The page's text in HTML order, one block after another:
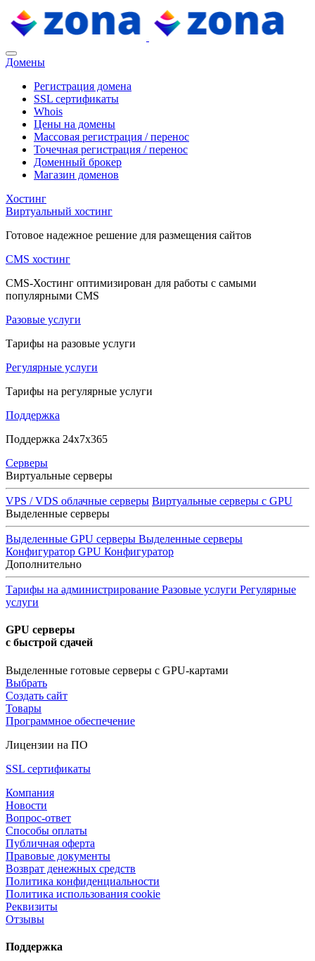
Домены
Регистрация домена
SSL сертификаты
Whois
Цены на домены
Массовая регистрация / перенос
Точечная регистрация / перенос
Доменный брокер
Магазин доменов
Хостинг
Виртуальный хостинг
Готовое надежное решение для размещения сайтов
CMS хостинг
CMS-Хостинг оптимизирован для работы с самыми
популярными CMS
Разовые услуги
Тарифы на разовые услуги
Регулярные услуги
Тарифы на регулярные услуги
Поддержка
Поддержка 24x7x365
Серверы
Виртуальные серверы
VPS / VDS облачные серверы Виртуальные серверы с GPU
Выделенные серверы
Выделенные GPU серверы Выделенные серверы
Конфигуратор GPU Конфигуратор
Дополнительно
Тарифы на администрирование Разовые услуги Регулярные
услуги
GPU серверы
с быстрой сдачей
Выделенные готовые серверы с GPU-картами
Выбрать
Создать сайт
Товары
Программное обеспечение
Лицензии на ПО
SSL сертификаты
Компания
Новости
Вопрос-ответ
Способы оплаты
Публичная оферта
Правовые документы
Возврат денежных средств
Политика конфиденциальности
Политика использования cookie
Реквизиты
Отзывы
Поддержка